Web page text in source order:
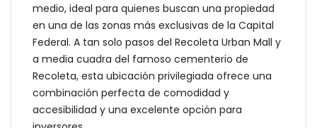
medio, ideal para quienes buscan una propiedad
en una de las zonas más exclusivas de la Capital
Federal. A tan solo pasos del Recoleta Urban Mall y
a media cuadra del famoso cementerio de
Recoleta, esta ubicación privilegiada ofrece una
combinación perfecta de comodidad y
accesibilidad y una excelente opción para